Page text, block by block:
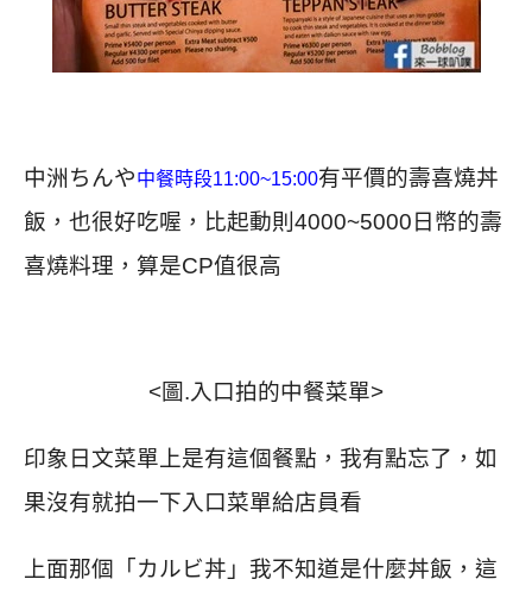
中洲ちんや中餐時段11:00~15:00有平價的壽喜燒丼
飯，也很好吃喔，比起動則4000~5000日幣的壽
喜燒料理，算是CP值很高
<圖.入口拍的中餐菜單>
印象日文菜單上是有這個餐點，我有點忘了，如
果沒有就拍一下入口菜單給店員看
上面那個「カルビ丼」我不知道是什麼丼飯，這